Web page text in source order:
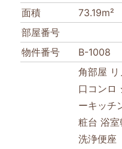
面積
73.19m²
部屋番号
物件番号
B-1008
角部屋
口コンロ
ーキッチ
粧台 浴
洗浄便座